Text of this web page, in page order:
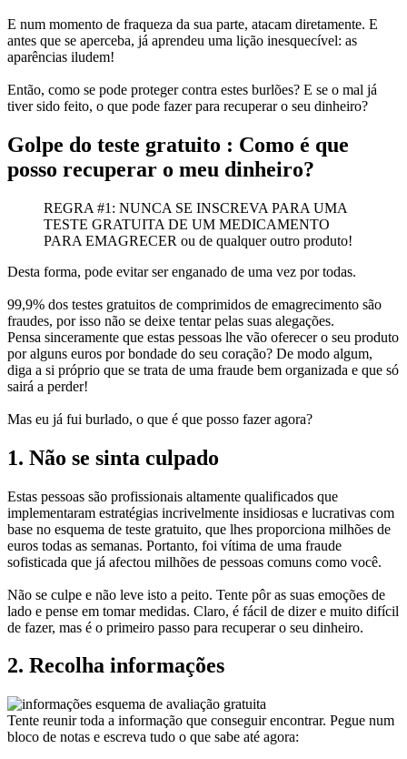
E num momento de fraqueza da sua parte, atacam diretamente. E
antes que se aperceba, já aprendeu uma lição inesquecível: as
aparências iludem!
Então, como se pode proteger contra estes burlões? E se o mal já
tiver sido feito, o que pode fazer para recuperar o seu dinheiro?
Golpe do teste gratuito : Como é que
posso recuperar o meu dinheiro?
REGRA #1: NUNCA SE INSCREVA PARA UMA
TESTE GRATUITA DE UM MEDICAMENTO
PARA EMAGRECER ou de qualquer outro produto!
Desta forma, pode evitar ser enganado de uma vez por todas.
99,9% dos testes gratuitos de comprimidos de emagrecimento são
fraudes, por isso não se deixe tentar pelas suas alegações.
Pensa sinceramente que estas pessoas lhe vão oferecer o seu produto
por alguns euros por bondade do seu coração? De modo algum,
diga a si próprio que se trata de uma fraude bem organizada e que só
sairá a perder!
Mas eu já fui burlado, o que é que posso fazer agora?
1. Não se sinta culpado
Estas pessoas são profissionais altamente qualificados que
implementaram estratégias incrivelmente insidiosas e lucrativas com
base no esquema de teste gratuito, que lhes proporciona milhões de
euros todas as semanas. Portanto, foi vítima de uma fraude
sofisticada que já afectou milhões de pessoas comuns como você.
Não se culpe e não leve isto a peito. Tente pôr as suas emoções de
lado e pense em tomar medidas. Claro, é fácil de dizer e muito difícil
de fazer, mas é o primeiro passo para recuperar o seu dinheiro.
2. Recolha informações
Tente reunir toda a informação que conseguir encontrar. Pegue num
bloco de notas e escreva tudo o que sabe até agora: